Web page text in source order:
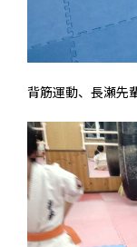
背筋運動、長瀬先